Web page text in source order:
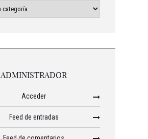
ADMINISTRADOR
Acceder
Feed de entradas